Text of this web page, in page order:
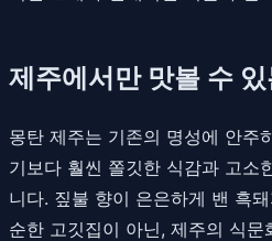
제주에서만 맛볼 수
몽탄 제주는 기존의 명성에 안주
기보다 훨씬 쫄깃한 식감과 고소
니다. 짚불 향이 은은하게 밴 흑
순한 고깃집이 아닌, 제주의 식문